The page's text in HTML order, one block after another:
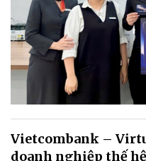
Vietcombank –
doanh nghiệp thế